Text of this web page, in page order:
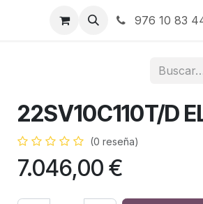
Blog 976 10 83
22SV10C110T/D
(0 reseña)
7.046,00 €